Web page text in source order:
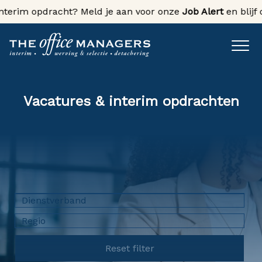
opdracht? Meld je aan voor onzeJob Alerten blijf
Vacatures & interim opdrachten
Dienstverband
Regio